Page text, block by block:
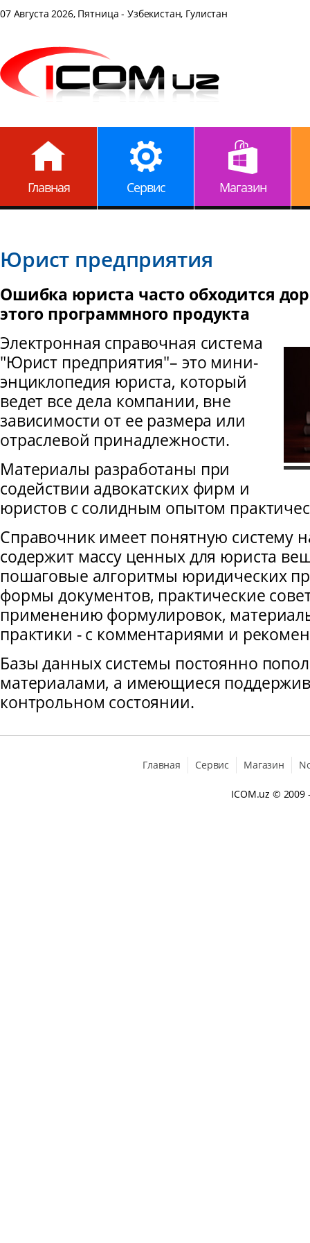
07 Августа 2026, Пятница - Узбекистан, Гулистан
Главная Сервис Магазин
Юрист предприятия
Ошибка юриста часто обходится
этого программного продукта
Электронная справочная система
"Юрист предприятия"– это мини-
энциклопедия юриста, который
ведет все дела компании, вне
зависимости от ее размера или
отраслевой принадлежности.
Материалы разработаны при
содействии адвокатских фирм и
юристов с солидным опытом
Справочник имеет понятную систему
содержит массу ценных для юриста
пошаговые алгоритмы юридических
формы документов, практические
применению формулировок,
практики - с комментариями и
Базы данных системы постоянно
материалами, а имеющиеся
контрольном состоянии.
Главная Сервис Магазин
ICOM.uz © 2009